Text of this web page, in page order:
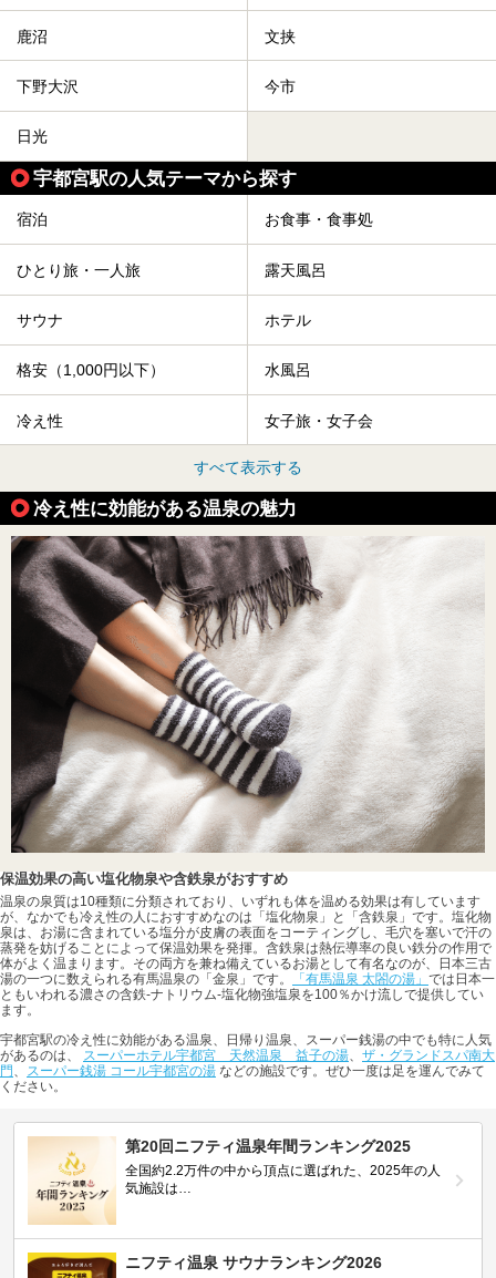
みませんか。
鹿沼 文挟
下野大沢 今市
日光
宇都宮駅の人気テーマから探す
宿泊 お食事・食事処
ひとり旅・一人旅 露天風呂
サウナ ホテル
格安（1,000円以下） 水風呂
冷え性 女子旅・女子会
すべて表示する
冷え性に効能がある温泉の魅力
保温効果の高い塩化物泉や含鉄泉がおすすめ
温泉の泉質は10種類に分類されており、いずれも体を温める効果は有しています
が、なかでも冷え性の人におすすめなのは「塩化物泉」と「含鉄泉」です。塩化物
泉は、お湯に含まれている塩分が皮膚の表面をコーティングし、毛穴を塞いで汗の
蒸発を妨げることによって保温効果を発揮。含鉄泉は熱伝導率の良い鉄分の作用で
体がよく温まります。その両方を兼ね備えているお湯として有名なのが、日本三古
湯の一つに数えられる有馬温泉の「金泉」です。
「有馬温泉 太閤の湯」 では日本一
ともいわれる濃さの含鉄-ナトリウム-塩化物強塩泉を100％かけ流しで提供してい
ます。
宇都宮駅の冷え性に効能がある温泉、日帰り温泉、スーパー銭湯の中でも特に人気
があるのは、 スーパーホテル宇都宮 天然温泉 益子の湯、 ザ・グランドスパ南大
門 、 スーパー銭湯 コール宇都宮の湯 などの施設です。ぜひ一度は足を運んでみて
ください。
第20回ニフティ温泉年間ランキング2025
全国約2.2万件の中から頂点に選ばれた、2025年の人
気施設は…
ニフティ温泉 サウナランキング2026